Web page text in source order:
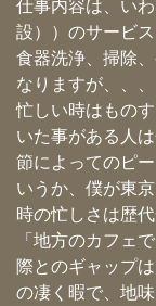
仕事内容は、い
設））のサービ
食器洗浄、掃除
なりますが、、、
忙しい時はもの
いた事がある人
節によってのピ
いうか、僕が東
時の忙しさは歴
「地方のカフェ
際とのギャップ
の凄く暇で、地